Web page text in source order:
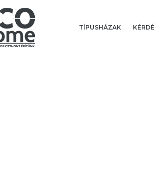
TÍPUSHÁZAK